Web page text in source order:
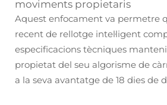
moviments propietaris
Aquest enfocament va permetre
recent de rellotge intel·ligent
especificacions tècniques
propietat del seu algorisme de
a la seva avantatge de 18 dies de